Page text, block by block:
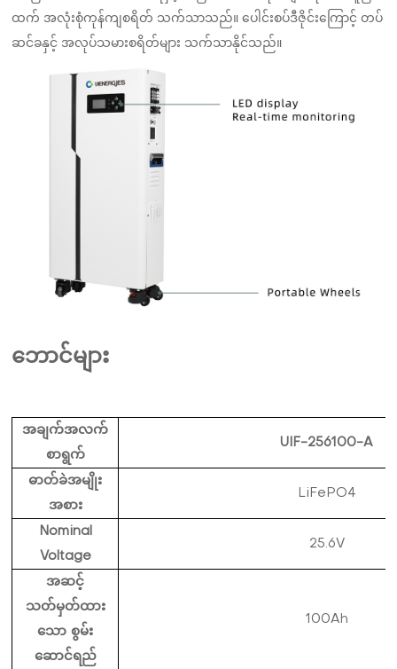
ထက် အလုံးစုံကုန်ကျစရိတ် သက်သာသည်။ ပေါင်းစပ်ဒီဇိုင်းကြောင့် တပ်
ဆင်ခနှင့် အလုပ်သမားစရိတ်များ သက်သာနိုင်သည်။
ဘောင်များ
အချက်အလက်
စာရွက်
UIF-256100-A
ဓာတ်ခဲအမျိုး
အစား
LiFePO4
Nominal
Voltage
25.6V
အဆင့်
သတ်မှတ်ထား
သော စွမ်း
ဆောင်ရည်
100Ah